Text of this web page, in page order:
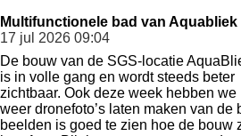
Multifunctionele bad van Aquabliek
17 jul 2026 09:04
De bouw van de SGS-locatie
is in volle gang en wordt steeds beter
zichtbaar. Ook deze week hebben we
weer dronefoto’s laten maken van de
beelden is goed te zien hoe de bouw